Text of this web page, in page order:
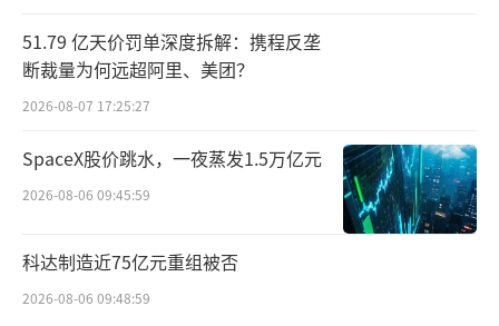
可能很多人对唯怡并不熟悉，因其总部在
四川，市场也主要是面向川渝地区，是四川佐
餐场景的第一饮料品牌。
公开资料显示，唯怡饮料成立于1992年，
是蓝剑饮品集团旗下独立法人的植物蛋白饮品
公司。最初，唯怡还叫天下秀豆奶，价格低到
只要5毛钱。直到2001年，唯怡品牌正式亮相。
51.79 亿天价罚单深度拆解：携程反垄
断裁量为何远超阿里、美团？
2026-08-07 17:25:27
SpaceX股价跳水，一夜蒸发1.5万亿元
2026-08-06 09:45:59
科达制造近75亿元重组被否
2026-08-06 09:48:59